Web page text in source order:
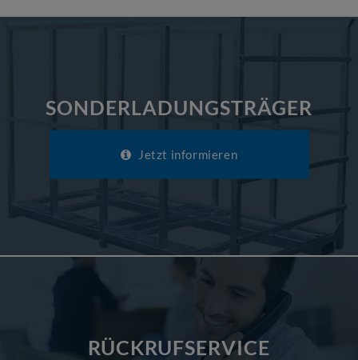
SONDERLADUNGSTRÄGER
Jetzt informieren
RÜCKRUFSERVICE